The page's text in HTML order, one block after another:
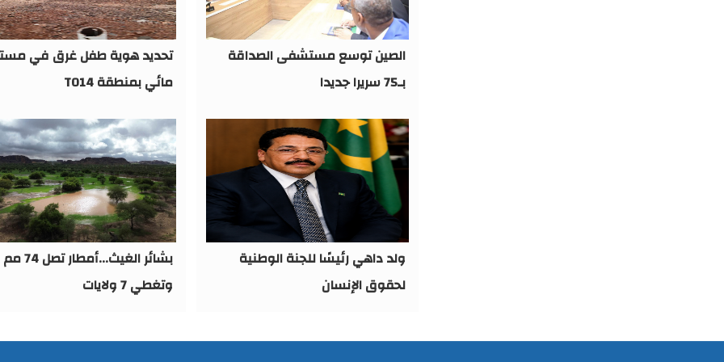
تحديد هوية طفل غرق في
مائي بمنطقة TO14
الصين توسع مستشفى الصداقة
بـ75 سريرا جديدا
بشائر الغيث...أمطار تصل 74 مم
وتغطي 7 ولايات
ولد داهي رئيسًا للجنة الوطنية
لحقوق الإنسان